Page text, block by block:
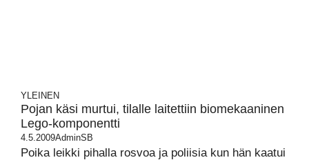
YLEINEN
Pojan käsi murtui, tilalle laitettiin biomekaaninen
Lego-komponentti
4.5.2009AdminSB
Poika leikki pihalla rosvoa ja poliisia kun hän kaatui